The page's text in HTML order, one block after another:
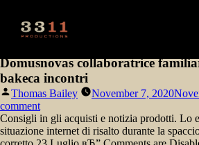
Domusnovas collaboratrice
bakeca incontri
Posted
by
Thomas Bailey November 7, 2020
commenton
Domusnovas
collaboratrice
familiare
Consigli in gli acquisti e notizia prodotti. Lo
situazione internet di risalto durante la